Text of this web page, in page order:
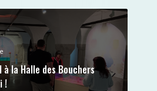
à la Halle des Bouchers
!